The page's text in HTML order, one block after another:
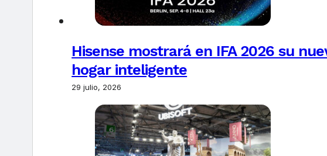
Hisense mostrará en IFA 2026 su
hogar inteligente
29 julio, 2026